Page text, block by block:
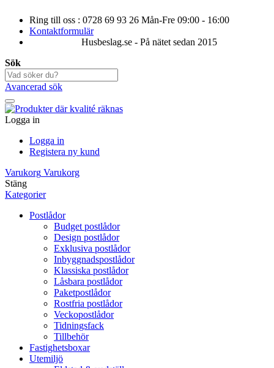
Ring till oss : 0728 69 93 26 Mån-Fre 09:00 - 16:00
Kontaktformulär
Husbeslag.se - På nätet sedan 2015
Sök
Avancerad sök
Logga in
Logga in
Registera ny kund
Varukorg Varukorg
Stäng
Kategorier
Postlådor
Budget postlådor
Design postlådor
Exklusiva postlådor
Inbyggnadspostlådor
Klassiska postlådor
Låsbara postlådor
Paketpostlådor
Rostfria postlådor
Veckopostlådor
Tidningsfack
Tillbehör
Fastighetsboxar
Utemiljö